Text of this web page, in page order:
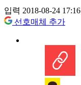
입력 2018-08-24 17:16
선호매체 추가